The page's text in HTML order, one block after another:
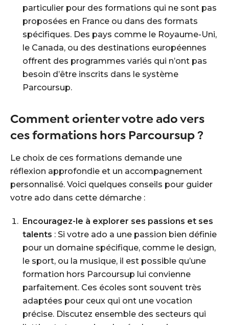
particulier pour des formations qui ne sont pas
proposées en France ou dans des formats
spécifiques. Des pays comme le Royaume-Uni,
le Canada, ou des destinations européennes
offrent des programmes variés qui n’ont pas
besoin d’être inscrits dans le système
Parcoursup.
Comment orienter votre ado vers
ces formations hors Parcoursup ?
Le choix de ces formations demande une
réflexion approfondie et un accompagnement
personnalisé. Voici quelques conseils pour guider
votre ado dans cette démarche :
Encouragez-le à explorer ses passions et ses
talents : Si votre ado a une passion bien définie
pour un domaine spécifique, comme le design,
le sport, ou la musique, il est possible qu’une
formation hors Parcoursup lui convienne
parfaitement. Ces écoles sont souvent très
adaptées pour ceux qui ont une vocation
précise. Discutez ensemble des secteurs qui